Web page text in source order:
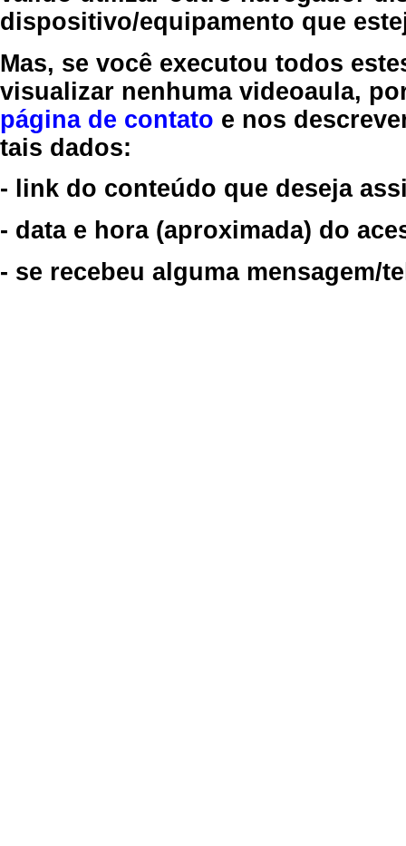
dispositivo/equipamento que
Mas, se você executou todos
visualizar nenhuma videoaula,
página de contato e nos
tais dados:
- link do conteúdo que deseja
- data e hora (aproximada) do
- se recebeu alguma mensagem/